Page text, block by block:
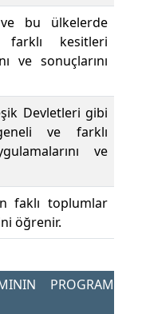
bu ülkelerde
kesitleri
ve sonuçlarını
Devletleri gibi
ve farklı
ve
faklı toplumlar
öğrenir.
PROGRAM